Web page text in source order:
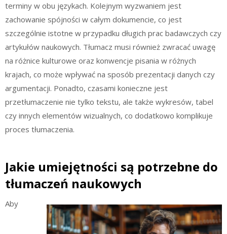
terminy w obu językach. Kolejnym wyzwaniem jest
zachowanie spójności w całym dokumencie, co jest
szczególnie istotne w przypadku długich prac badawczych czy
artykułów naukowych. Tłumacz musi również zwracać uwagę
na różnice kulturowe oraz konwencje pisania w różnych
krajach, co może wpływać na sposób prezentacji danych czy
argumentacji. Ponadto, czasami konieczne jest
przetłumaczenie nie tylko tekstu, ale także wykresów, tabel
czy innych elementów wizualnych, co dodatkowo komplikuje
proces tłumaczenia.
Jakie umiejętności są potrzebne do
tłumaczeń naukowych
Aby